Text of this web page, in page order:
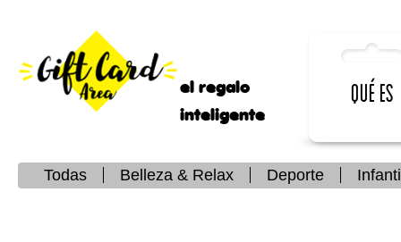
el regalo
inteligente
Qué es
Todas Belleza & Relax Deporte